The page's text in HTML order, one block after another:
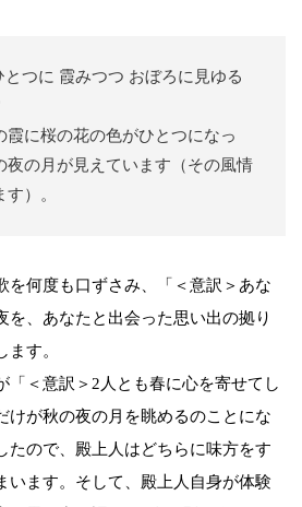
とつに 霞みつつ おぼろに見ゆる
霞に桜の花の色がひとつになっ
夜の月が見えています（その風情
）。
を何度も口ずさみ、「＜意訳＞あな
を、あなたと出会った思い出の拠り
す。
「＜意訳＞2人とも春に心を寄せてし
けが秋の夜の月を眺めるのことにな
たので、殿上人はどちらに味方をす
います。そして、殿上人自身が体験